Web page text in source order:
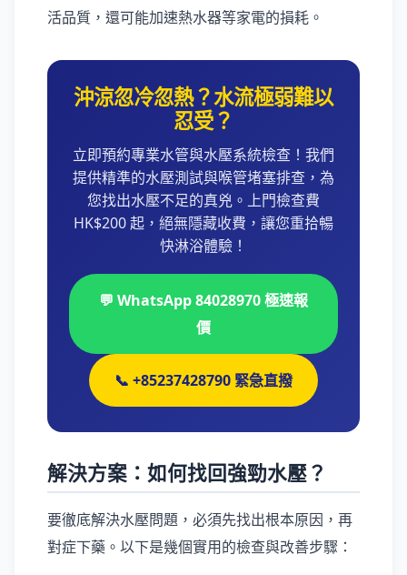
活品質，還可能加速熱水器等家電的損耗。
沖涼忽冷忽熱？水流極弱難以
忍受？
立即預約專業水管與水壓系統檢查！我們
提供精準的水壓測試與喉管堵塞排查，為
您找出水壓不足的真兇。上門檢查費
HK$200 起，絕無隱藏收費，讓您重拾暢
快淋浴體驗！
💬 WhatsApp 84028970 極速報
價
📞 +85237428790 緊急直撥
解決方案：如何找回強勁水壓？
要徹底解決水壓問題，必須先找出根本原因，再
對症下藥。以下是幾個實用的檢查與改善步驟：